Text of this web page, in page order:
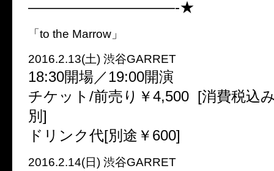
——————————-★
「to the Marrow」
2016.2.13(土) 渋谷GARRET
18:30開場／19:00開演
チケット/前売り￥4,500 [消費税込
別]
ドリンク代[別途￥600]
2016.2.14(日) 渋谷GARRET